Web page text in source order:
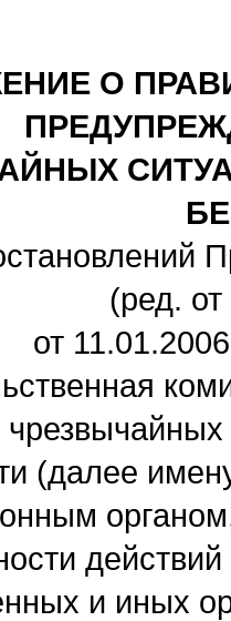
О
(ред.
от
(далее
и иных